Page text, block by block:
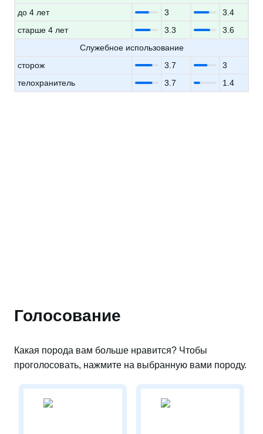
до 4 лет
3
3.4
старше 4 лет
3.3
3.6
Служебное использование
сторож
3.7
3
телохранитель
3.7 1.4
Голосование
Какая порода вам больше нравится? Чтобы
проголосовать, нажмите на выбранную вами породу.